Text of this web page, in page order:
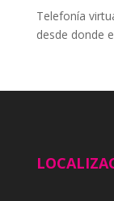
Telefonía
desde donde